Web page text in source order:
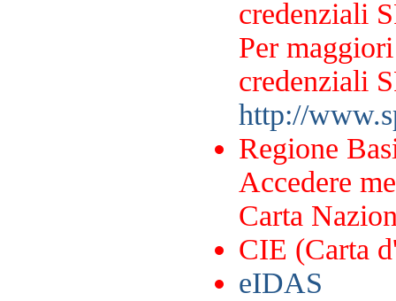
credenziali
Per
credenziali
http://
Regione
Accedere
Carta
CIE (Carta
eIDAS